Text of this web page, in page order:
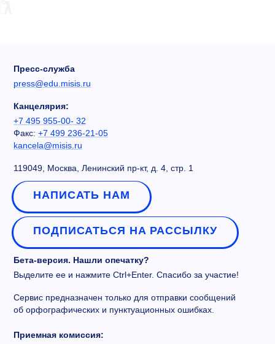
Пресс-служба
press@edu.misis.ru
Канцелярия:
+7 495 955-00- 32
Факс: +7 499 236-21-05
kancela@misis.ru
119049, Москва, Ленинский пр-кт, д. 4, стр. 1
НАПИСАТЬ НАМ
ПОДПИСАТЬСЯ НА РАССЫЛКУ
Бета-версия. Нашли опечатку?
Выделите ее и нажмите Ctrl+Enter. Спасибо за участие!
Сервис предназначен только для отправки сообщений
об орфографических и пунктуационных ошибках.
Приемная комиссия: